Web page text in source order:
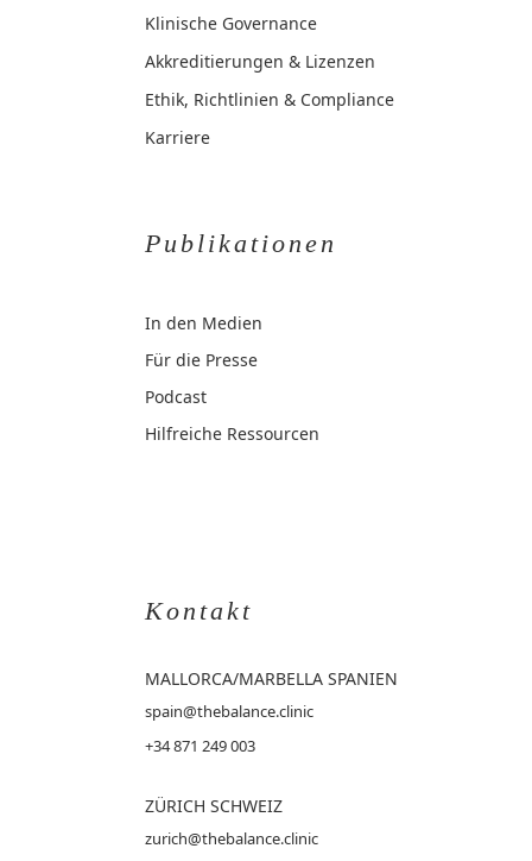
Klinische Governance
Akkreditierungen & Lizenzen
Ethik, Richtlinien & Compliance
Karriere
Publikationen
In den Medien
Für die Presse
Podcast
Hilfreiche Ressourcen
Kontakt
MALLORCA/MARBELLA SPANIEN
spain@thebalance.clinic
+34 871 249 003
ZÜRICH SCHWEIZ
zurich@thebalance.clinic